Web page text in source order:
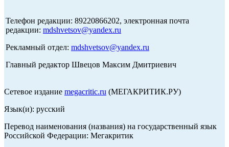
Телефон редакции: 89220866202, электронная почта
редакции: mdshvetsov@yandex.ru
Рекламный отдел: mdshvetsov@yandex.ru
Главный редактор Швецов Максим Дмитриевич
Сетевое издание megacritic.ru (МЕГАКРИТИК.РУ)
Язык(и): русский
Перевод наименования (названия) на государственный язык
Российской Федерации: Мегакритик